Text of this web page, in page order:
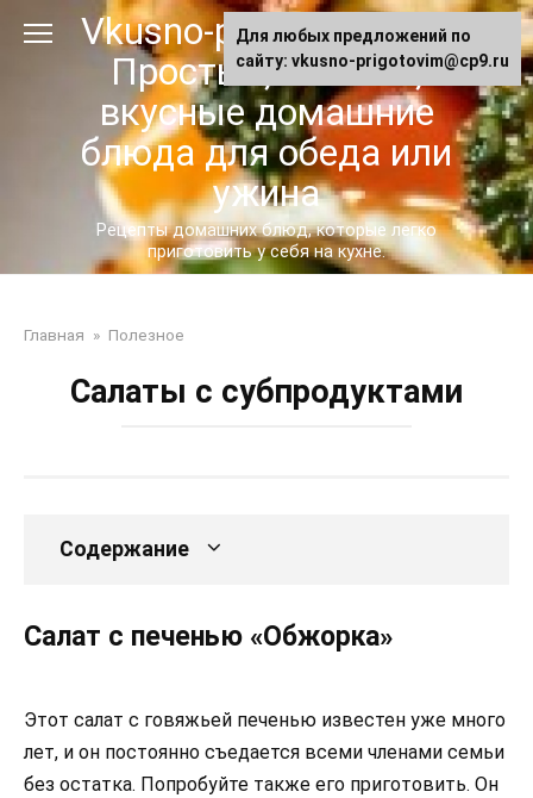
Vkusno-prigotovim.ru -
Простые, сытные,
вкусные домашние
блюда для обеда или
ужина
Рецепты домашних блюд, которые легко
приготовить у себя на кухне.
Главная » Полезное
Салаты с субпродуктами
Содержание
Салат с печенью «Обжорка»
Этот салат с говяжьей печенью известен уже много
лет, и он постоянно съедается всеми членами семьи
без остатка. Попробуйте также его приготовить. Он
Для любых предложений по
сайту: vkusno-prigotovim@cp9.ru